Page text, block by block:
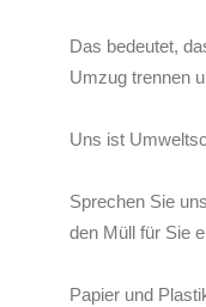
Das bedeutet,
Umzug trennen
Uns ist
Sprechen Sie
den Müll für Sie
Papier und